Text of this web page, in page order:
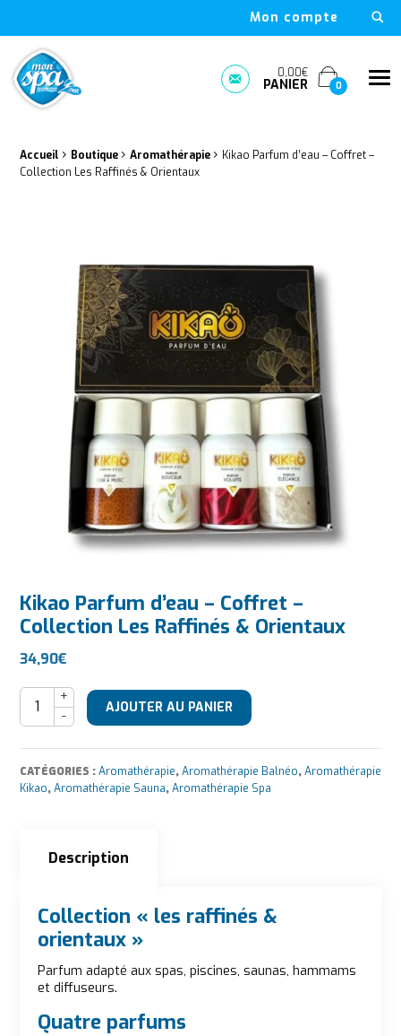
Mon compte
Mon Spa Spa sur-mesure, nage, bulle et boutique en ligne à
Prendre rendez-vous
0,00€
PANIER 0
Fil d'Ariane :
Accueil › Boutique › Aromathérapie › Kikao Parfum d’eau – Coffret –
Collection Les Raffinés & Orientaux
Kikao Parfum d’eau – Coffret –
Collection Les Raffinés & Orientaux
34,90€
quantité de Kikao Parfum d'eau - Coffret - Collection Les
AJOUTER AU PANIER
CATÉGORIES :Aromathérapie,Aromathérapie Balnéo,Aromathérapie
Kikao,Aromathérapie Sauna,Aromathérapie Spa
Description
Description
Collection « les raffinés &
orientaux »
Parfum adapté aux spas, piscines, saunas, hammams
et diffuseurs.
Quatre parfums